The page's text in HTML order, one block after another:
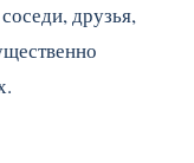
друзья,